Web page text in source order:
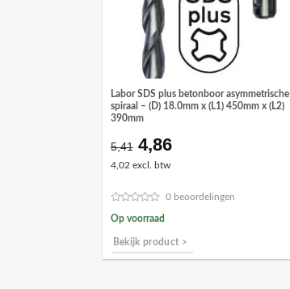
Labor SDS plus betonboor asymmetrische
spiraal – (D) 18.0mm x (L1) 450mm x (L2)
390mm
5,41 Oorspronkelijke
prijs
€5,41.
4,86Huidige
€4,86.
4,02 excl. btw
0 beoordelingen
Op voorraad
Bekijk product >